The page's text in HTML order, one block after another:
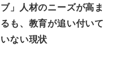
ブ」人材のニーズが高ま
るも、教育が追い付いて
いない現状